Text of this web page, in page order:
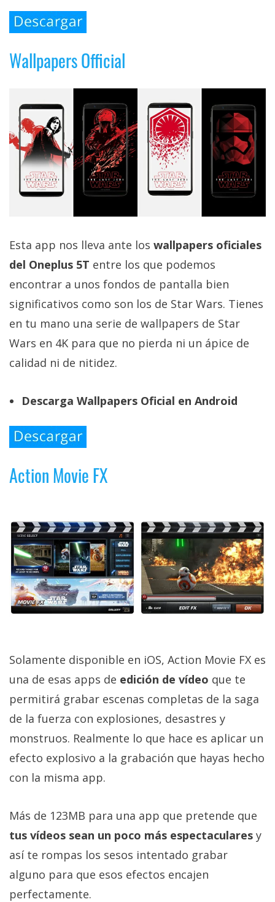
Wallpapers Official
Esta app nos lleva ante los wallpapers oficiales
del Oneplus 5T entre los que podemos
encontrar a unos fondos de pantalla bien
significativos como son los de Star Wars. Tienes
en tu mano una serie de wallpapers de Star
Wars en 4K para que no pierda ni un ápice de
calidad ni de nitidez.
Descarga Wallpapers Oficial en Android
Action Movie FX
Solamente disponible en iOS, Action Movie FX es
una de esas apps de edición de vídeo que te
permitirá grabar escenas completas de la saga
de la fuerza con explosiones, desastres y
monstruos. Realmente lo que hace es aplicar un
efecto explosivo a la grabación que hayas hecho
con la misma app.
Más de 123MB para una app que pretende que
tus vídeos sean un poco más espectaculares y
así te rompas los sesos intentado grabar
alguno para que esos efectos encajen
perfectamente.